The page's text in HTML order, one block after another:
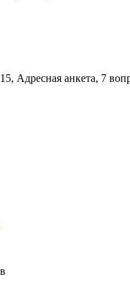
Адресная анкета, 7